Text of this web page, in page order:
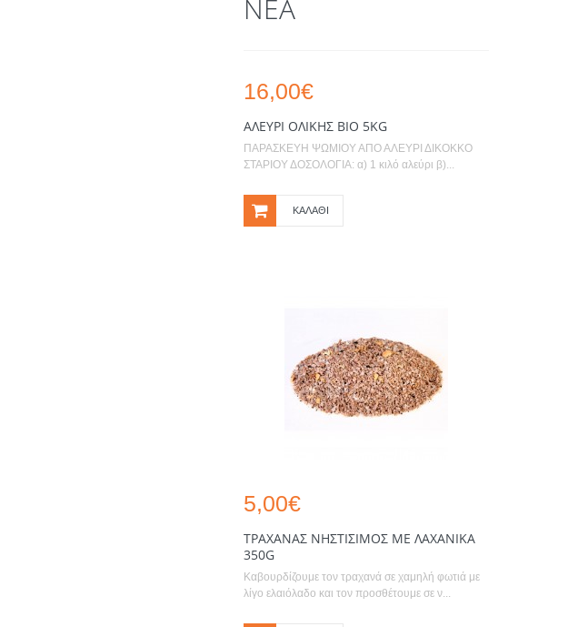
ΝΈΑ
16,00€
ΑΛΕΎΡΙ ΟΛΙΚΉΣ ΒΙΟ 5KG
ΠΑΡΑΣΚΕΥΗ ΨΩΜΙΟΥ ΑΠΟ ΑΛΕΥΡΙ ΔΙΚΟΚΚΟ
ΣΤΑΡΙΟΥ ΔΟΣΟΛΟΓΙΑ: α) 1 κιλό αλεύρι β)...
ΚΑΛΆΘΙ
5,00€
ΤΡΑΧΑΝΆΣ ΝΗΣΤΊΣΙΜΟΣ ΜΕ ΛΑΧΑΝΙΚΆ
350G
Καβουρδίζουμε τον τραχανά σε χαμηλή φωτιά με
λίγο ελαιόλαδο και τον προσθέτουμε σε ν...